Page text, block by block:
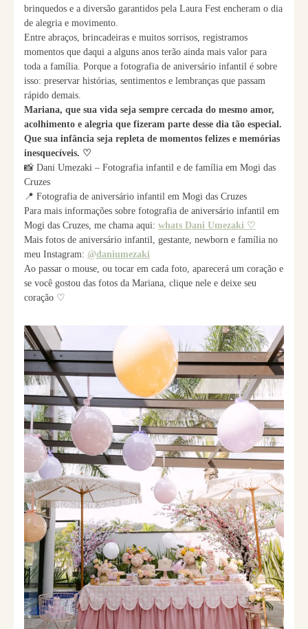
brinquedos e a diversão garantidos pela Laura Fest encheram o dia
de alegria e movimento.
Entre abraços, brincadeiras e muitos sorrisos, registramos
momentos que daqui a alguns anos terão ainda mais valor para
toda a família. Porque a fotografia de aniversário infantil é sobre
isso: preservar histórias, sentimentos e lembranças que passam
rápido demais.
Mariana, que sua vida seja sempre cercada do mesmo amor,
acolhimento e alegria que fizeram parte desse dia tão especial.
Que sua infância seja repleta de momentos felizes e memórias
inesquecíveis. ♡
📸 Dani Umezaki – Fotografia infantil e de família em Mogi das
Cruzes
📍 Fotografia de aniversário infantil em Mogi das Cruzes
Para mais informações sobre fotografia de aniversário infantil em
Mogi das Cruzes, me chama aqui: whats Dani Umezaki ♡
Mais fotos de aniversário infantil, gestante, newborn e família no
meu Instagram: @daniumezaki
Ao passar o mouse, ou tocar em cada foto, aparecerá um coração e
se você gostou das fotos da Mariana, clique nele e deixe seu
coração ♡